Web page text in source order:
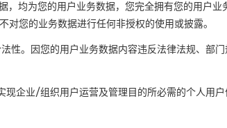
均为您的用户业务数据，您完全拥有您的用户业
您的业务数据进行任何非授权的使用或披露。
性。因您的用户业务数据内容违反法律法规、部
现企业/组织用户运营及管理目的所必需的个人用